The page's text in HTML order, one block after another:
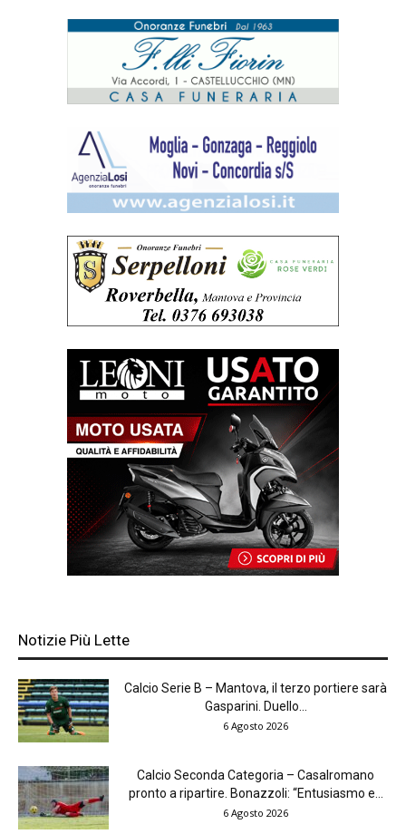
Notizie Più Lette
Calcio Serie B – Mantova, il terzo portiere sarà
Gasparini. Duello...
6 Agosto 2026
Calcio Seconda Categoria – Casalromano
pronto a ripartire. Bonazzoli: “Entusiasmo e...
6 Agosto 2026